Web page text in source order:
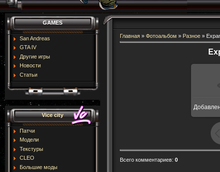
GAMES
San Andreas
GTA IV
Другие игры
Новости
Статьи
Vice city
Патчи
Модели
Текстуры
CLEO
Большие моды
Главная » Фотоальбом » Разное »
Всего комментариев: 0